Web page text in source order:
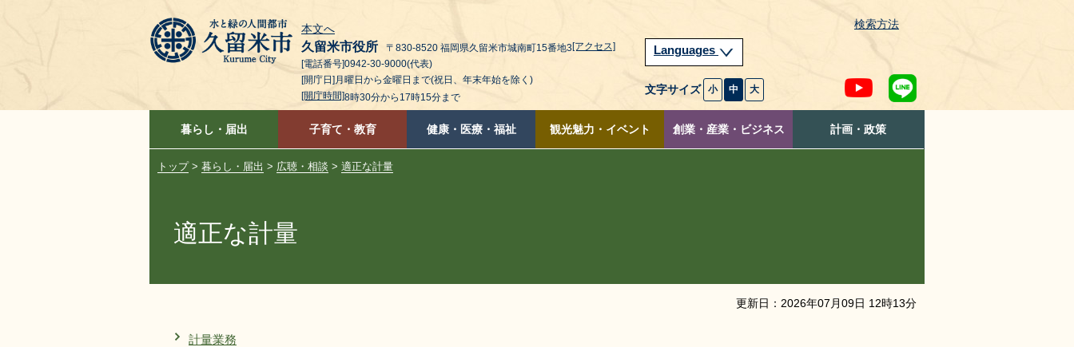
本文へ 検索方法
久留米市役所 〒830-8520 福岡県久留米市城南町15番地3[アクセス]
[電話番号]0942-30-9000(代表)
[開庁日]月曜日から金曜日まで(祝日、年末年始を除く)
[開庁時間]8時30分から17時15分まで
Languages
文字サイズ 小 中 大
暮らし・届出 子育て・教育 健康・医療・福祉 観光魅力・イベント 創業・産業・ビジネス 計画・政策
トップ> 暮らし・届出 > 広聴・相談 > 適正な計量
適正な計量
更新日： 2026年07 月09日 12時13分
計量業務